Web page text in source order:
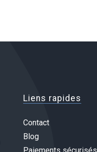
Liens rapides
Contact
Blog